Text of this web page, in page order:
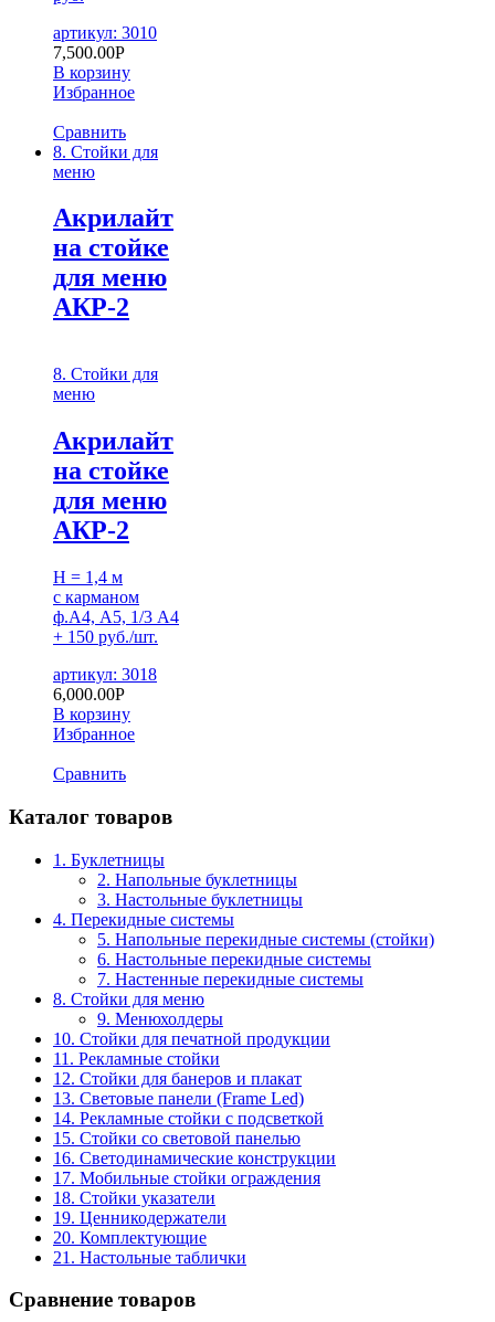
артикул: 3010
7,500.00Р
В корзину
Избранное
Сравнить
8. Стойки для
меню
Акрилайт
на стойке
для меню
АКР-2
8. Стойки для
меню
Акрилайт
на стойке
для меню
АКР-2
H = 1,4 м
с карманом
ф.А4, А5, 1/3 А4
+ 150 руб./шт.
артикул: 3018
6,000.00Р
В корзину
Избранное
Сравнить
Каталог товаров
1. Буклетницы
2. Напольные буклетницы
3. Настольные буклетницы
4. Перекидные системы
5. Напольные перекидные системы (стойки)
6. Настольные перекидные системы
7. Настенные перекидные системы
8. Стойки для меню
9. Менюхолдеры
10. Стойки для печатной продукции
11. Рекламные стойки
12. Стойки для банеров и плакат
13. Световые панели (Frame Led)
14. Рекламные стойки с подсветкой
15. Стойки со световой панелью
16. Светодинамические конструкции
17. Мобильные стойки ограждения
18. Стойки указатели
19. Ценникодержатели
20. Комплектующие
21. Настольные таблички
Сравнение товаров